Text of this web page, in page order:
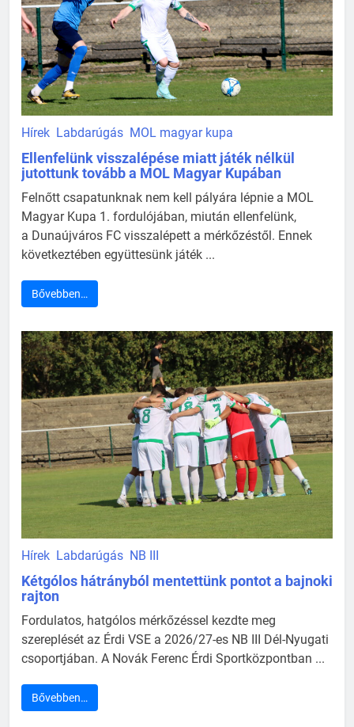
Hírek Labdarúgás MOL magyar kupa
Ellenfelünk visszalépése miatt játék nélkül
jutottunk tovább a MOL Magyar Kupában
Felnőtt csapatunknak nem kell pályára lépnie a MOL
Magyar Kupa 1. fordulójában, miután ellenfelünk,
a Dunaújváros FC visszalépett a mérkőzéstől. Ennek
következtében együttesünk játék ...
Bővebben…
Hírek Labdarúgás NB III
Kétgólos hátrányból mentettünk pontot a bajnoki
rajton
Fordulatos, hatgólos mérkőzéssel kezdte meg
szereplését az Érdi VSE a 2026/27-es NB III Dél-Nyugati
csoportjában. A Novák Ferenc Érdi Sportközpontban ...
Bővebben…